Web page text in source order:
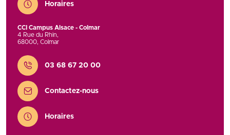
Horaires
CCI Campus Alsace - Colmar
4 Rue du Rhin,
68000, Colmar
Contact
03 68 67 20 00
Contactez-nous
Horaires